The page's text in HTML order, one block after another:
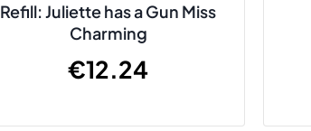
Refill: Juliette has a Gun Miss
Charming
€12.24